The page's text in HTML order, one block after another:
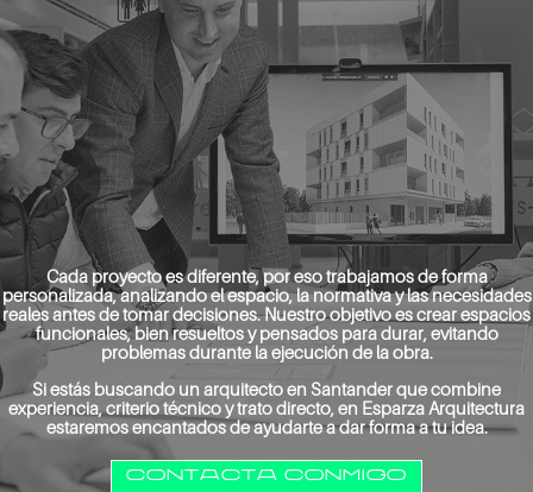
Cada proyecto es diferente, por eso trabajamos de forma
personalizada, analizando el espacio, la normativa y las necesidades
reales antes de tomar decisiones. Nuestro objetivo es crear espacios
funcionales, bien resueltos y pensados para durar, evitando
problemas durante la ejecución de la obra.
Si estás buscando un arquitecto en Santander que combine
experiencia, criterio técnico y trato directo, en Esparza Arquitectura
estaremos encantados de ayudarte a dar forma a tu idea.
contacta conmigo